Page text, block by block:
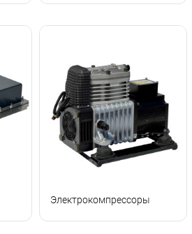
Электрокомпрессоры